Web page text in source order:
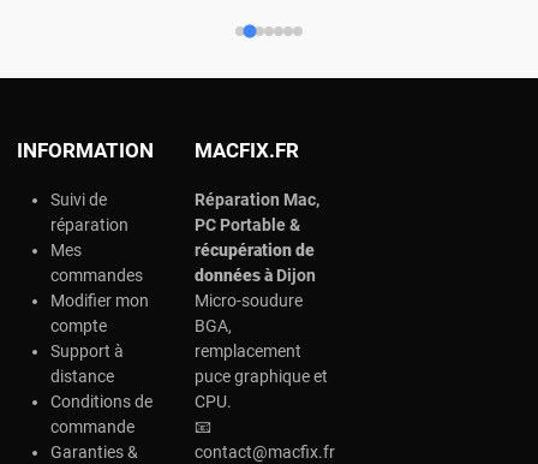
INFORMATION
Suivi de
réparation
Mes
commandes
Modifier mon
compte
Support à
distance
Conditions de
commande
Garanties &
MACFIX.FR
Réparation Mac,
PC Portable &
récupération de
données àDijon
Micro-soudure
BGA,
remplacement
puce graphique et
CPU.
📧
contact@macfix.fr